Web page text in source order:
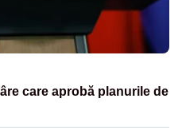
care aprobă planurile de